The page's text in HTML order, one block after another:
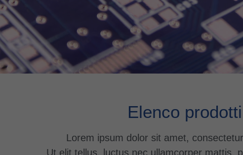
Elenco prodotti
Lorem ipsum dolor sit amet,
Ut elit tellus, luctus nec ullamcorper mattis,